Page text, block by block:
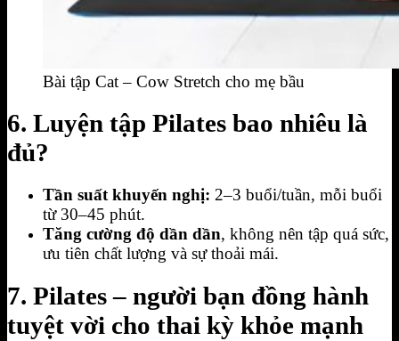
Bài tập Cat – Cow Stretch cho mẹ bầu
6. Luyện tập Pilates bao nhiêu là
đủ?
Tần suất khuyến nghị: 2–3 buổi/tuần, mỗi buổi
từ 30–45 phút.
Tăng cường độ dần dần, không nên tập quá sức,
ưu tiên chất lượng và sự thoải mái.
7. Pilates – người bạn đồng hành
tuyệt vời cho thai kỳ khỏe mạnh